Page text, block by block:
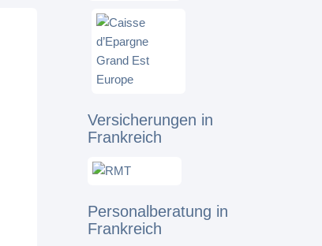
Versicherungen in
Frankreich
Personalberatung in
Frankreich